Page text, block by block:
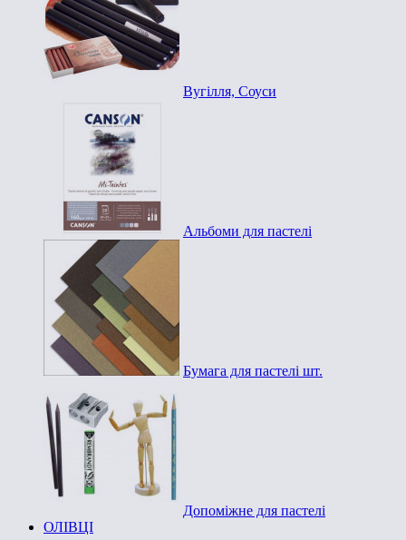
Вугілля, Соуси
Альбоми для пастелі
Бумага для пастелі шт.
Допоміжне для пастелі
ОЛІВЦІ